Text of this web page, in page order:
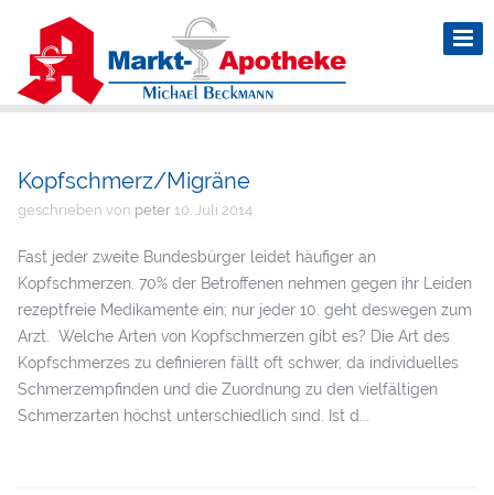
Kopfschmerz/Migräne
geschrieben von peter 10. Juli 2014
Fast jeder zweite Bundesbürger leidet häufiger an
Kopfschmerzen. 70% der Betroffenen nehmen gegen ihr Leiden
rezeptfreie Medikamente ein; nur jeder 10. geht deswegen zum
Arzt. Welche Arten von Kopfschmerzen gibt es? Die Art des
Kopfschmerzes zu definieren fällt oft schwer, da individuelles
Schmerzempfinden und die Zuordnung zu den vielfältigen
Schmerzarten höchst unterschiedlich sind. Ist d...